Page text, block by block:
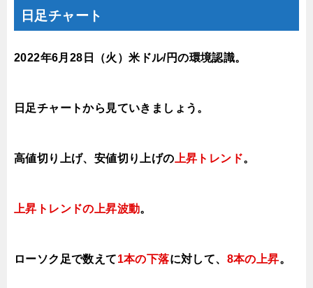
日足チャート
2022年6月28 日（火 ）米ドル/円の環境認識。
日足チャートから見ていきましょう。
高値切り上げ、安値切り上げの 上昇トレンド。
上昇トレンドの上昇波動。
ローソク足で数えて1本の下落に対して、 8本の上昇。